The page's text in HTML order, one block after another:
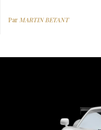
Par MARTIN BETANT